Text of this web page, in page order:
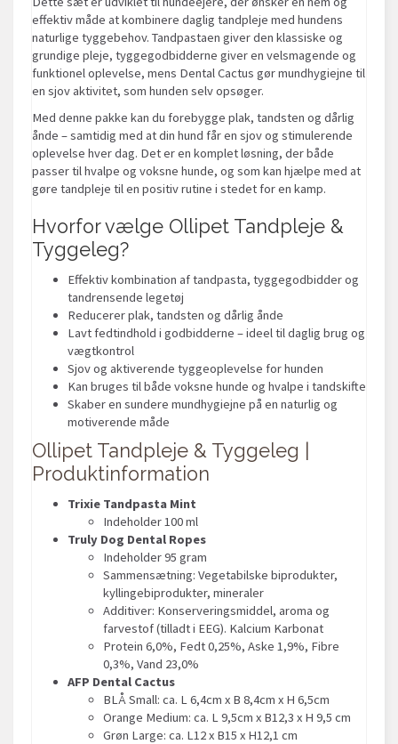
effektiv måde at kombinere daglig tandpleje med hundens
naturlige tyggebehov. Tandpastaen giver den klassiske og
grundige pleje, tyggegodbidderne giver en velsmagende og
funktionel oplevelse, mens Dental Cactus gør mundhygiejne til
en sjov aktivitet, som hunden selv opsøger.
Med denne pakke kan du forebygge plak, tandsten og dårlig
ånde – samtidig med at din hund får en sjov og stimulerende
oplevelse hver dag. Det er en komplet løsning, der både
passer til hvalpe og voksne hunde, og som kan hjælpe med at
gøre tandpleje til en positiv rutine i stedet for en kamp.
Hvorfor vælge Ollipet Tandpleje &
Tyggeleg?
Effektiv kombination af tandpasta, tyggegodbidder og
tandrensende legetøj
Reducerer plak, tandsten og dårlig ånde
Lavt fedtindhold i godbidderne – ideel til daglig brug og
vægtkontrol
Sjov og aktiverende tyggeoplevelse for hunden
Kan bruges til både voksne hunde og hvalpe i tandskifte
Skaber en sundere mundhygiejne på en naturlig og
motiverende måde
Ollipet Tandpleje & Tyggeleg |
Produktinformation
Trixie Tandpasta Mint
Indeholder 100 ml
Truly Dog Dental Ropes
Indeholder 95 gram
Sammensætning: Vegetabilske biprodukter,
kyllingebiprodukter, mineraler
Additiver: Konserveringsmiddel, aroma og
farvestof (tilladt i EEG). Kalcium Karbonat
Protein 6,0%, Fedt 0,25%, Aske 1,9%, Fibre
0,3%, Vand 23,0%
AFP Dental Cactus
BLÅ Small: ca. L 6,4cm x B 8,4cm x H 6,5cm
Orange Medium: ca. L 9,5cm x B12,3 x H 9,5 cm
Grøn Large: ca. L12 x B15 x H12,1 cm